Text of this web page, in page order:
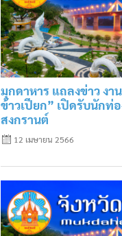
มุกดาหาร แถลงข่าว ง
ข้าวเปียก” เปิดรับนักท่
สงกรานต์
12 เมษายน 2566